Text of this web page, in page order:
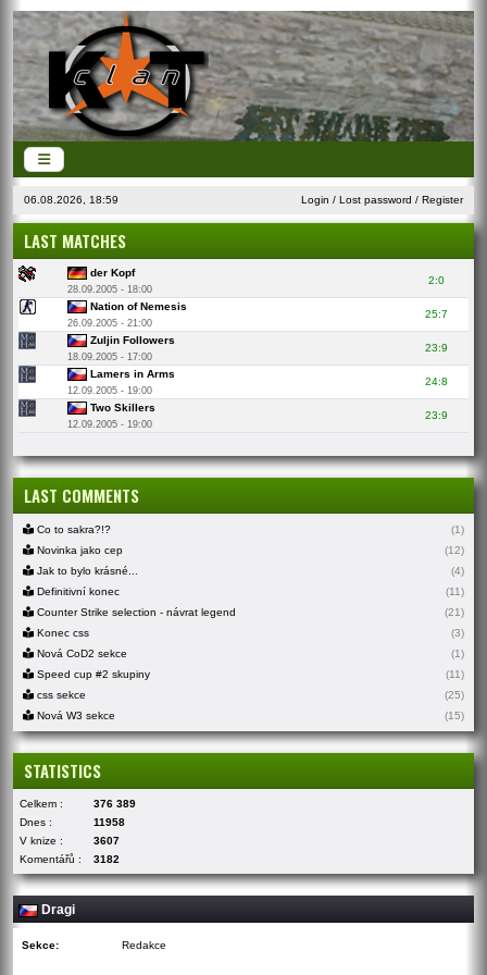
06.08.2026, 18:59 Login / Lost password / Register
LAST MATCHES
der Kopf
28.09.2005 - 18:00
2:0
Nation of Nemesis
26.09.2005 - 21:00
25:7
Zuljin Followers
18.09.2005 - 17:00
23:9
Lamers in Arms
12.09.2005 - 19:00
24:8
Two Skillers
12.09.2005 - 19:00
23:9
LAST COMMENTS
Co to sakra?!?
(1)
Novinka jako cep
(12)
Jak to bylo krásné...
(4)
Definitivní konec
(11)
Counter Strike selection - návrat legend
(21)
Konec css
(3)
Nová CoD2 sekce
(1)
Speed cup #2 skupiny
(11)
css sekce
(25)
Nová W3 sekce
(15)
STATISTICS
Celkem :
376 389
Dnes :
11958
V knize :
3607
Komentářů :
3182
Dragi
Sekce: Redakce